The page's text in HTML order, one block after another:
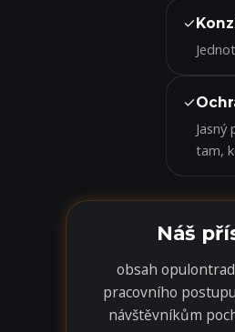
✓
✓
tam,
Náš
obsah
pracovního
návštěvníkům